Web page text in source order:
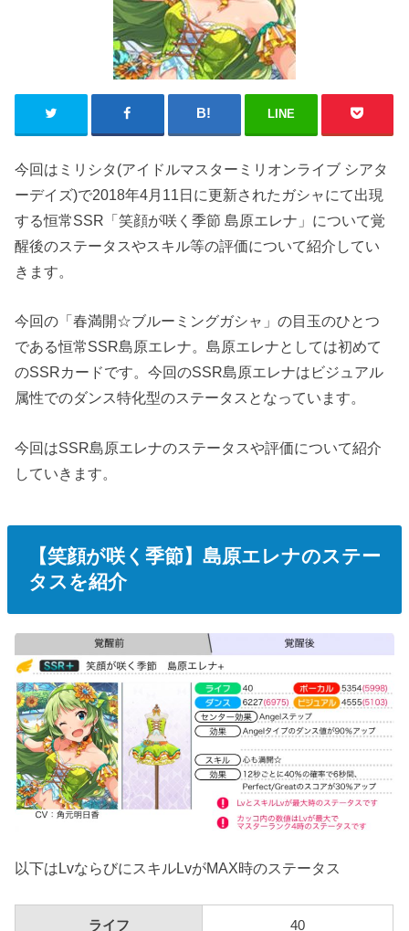
LINE
今回はミリシタ(アイドルマスターミリオンライブ シアタ
ーデイズ)で2018年4月11日に更新されたガシャにて出現
する恒常SSR「笑顔が咲く季節 島原エレナ」について覚
醒後のステータスやスキル等の評価について紹介してい
きます。
今回の「春満開☆ブルーミングガシャ」の目玉のひとつ
である恒常SSR島原エレナ。島原エレナとしては初めて
のSSRカードです。今回のSSR島原エレナはビジュアル
属性でのダンス特化型のステータスとなっています。
今回はSSR島原エレナのステータスや評価について紹介
していきます。
【笑顔が咲く季節】島原エレナのステー
タスを紹介
以下はLvならびにスキルLvがMAX時のステータス
ライフ 40